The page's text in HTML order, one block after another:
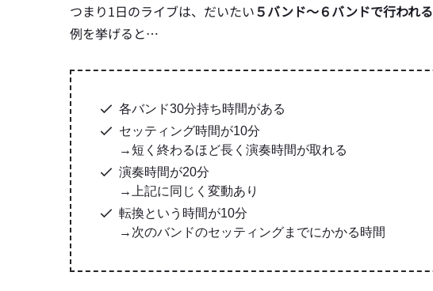
つまり1日のライブは、だいたい５バンド〜６バンドで行われる
例を挙げると…
各バンド30分持ち時間がある
セッティング時間が10分
→短く終わるほど長く演奏時間が取れる
演奏時間が20分
→上記に同じく変動あり
転換という時間が10分
→次のバンドのセッティングまでにかかる時間